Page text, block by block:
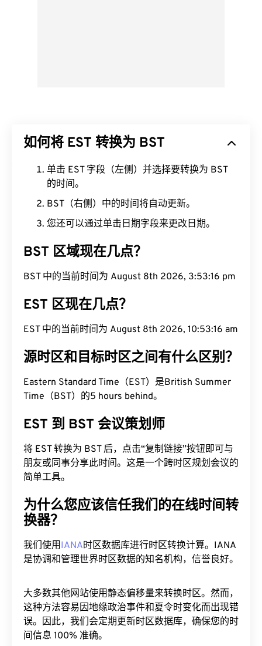
如何将 EST 转换为 BST
单击 EST 字段（左侧）并选择要转换为 BST
的时间。
BST（右侧）中的时间将自动更新。
您还可以通过单击日期字段来更改日期。
BST 区域现在几点？
BST 中的当前时间为 August 8th 2026, 3:53:17 pm
EST 区现在几点？
EST 中的当前时间为 August 8th 2026, 10:53:17 am
源时区和目标时区之间有什么区别？
Eastern Standard Time（EST）是British Summer
Time（BST）的5 hours behind。
EST 到 BST 会议策划师
将 EST 转换为 BST 后，点击“复制链接”按钮即可与
朋友或同事分享此时间。这是一个跨时区规划会议的
简单工具。
为什么您应该信任我们的在线时间转
换器？
我们使用IANA时区数据库进行时区转换计算。IANA
是协调和管理世界时区数据的知名机构，信誉良好。
大多数其他网站使用静态偏移量来转换时区。然而，
这种方法容易因地缘政治事件和夏令时变化而出现错
误。因此，我们会定期更新时区数据库，确保您的时
间信息 100% 准确。